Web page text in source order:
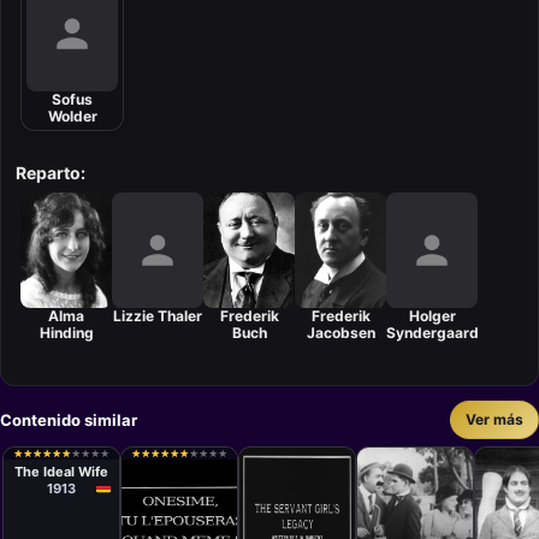
Sofus
Wolder
Reparto:
Alma
Hinding
Lizzie Thaler
Frederik
Buch
Frederik
Jacobsen
Holger
Syndergaard
Contenido similar Ver más
★
★★
★★
★★
★★
★★
★★
★ ★
★ ★
★ ★
★
Hanns Heinz
Ewers
The Ideal Wife
1913
★
★★
★★
★★
★★
★★
★★
★ ★
★ ★
★ ★
★